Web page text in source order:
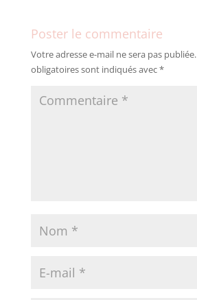
Poster le commentaire
Votre adresse e-mail ne sera pas publiée.
obligatoires sont indiqués avec*